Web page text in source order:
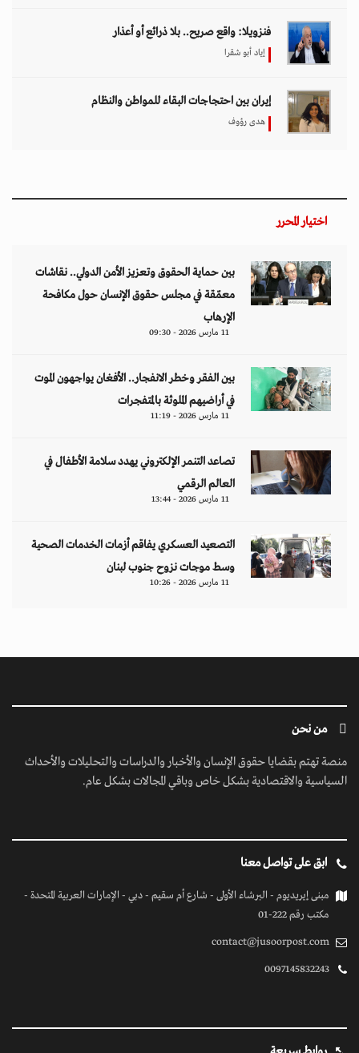
فنزويلا: واقع صريح.. بلا ذرائع أو أعذار
إياد أبو شقرا
إيران بين احتجاجات البقاء للمواطن والنظام
هدى رؤوف
اختيار المحرر
بين حماية الحقوق وتعزيز الأمن الدولي.. نقاشات
معمّقة في مجلس حقوق الإنسان حول مكافحة
الإرهاب
11 مارس 2026 - 09:30
بين الفقر وخطر الانفجار.. الأفغان يواجهون الموت
في أراضيهم الملوثة بالمتفجرات
11 مارس 2026 - 11:19
تصاعد التنمر الإلكتروني يهدد سلامة الأطفال في
العالم الرقمي
11 مارس 2026 - 13:44
التصعيد العسكري يفاقم أزمات الخدمات الصحية
وسط موجات نزوح جنوب لبنان
11 مارس 2026 - 10:26
من نحن
منصة تهتم بقضايا حقوق الإنسان والأخبار والدراسات والتحليلات والأحداث
السياسية والاقتصادية بشكل خاص وباقي المجالات بشكل عام.
ابق على تواصل معنا
مبنى إيريديوم - البرشاء الأولى - شارع أم سقيم - دبي - الإمارات العربية المتحدة -
مكتب رقم 222-01
contact@jusoorpost.com
0097145832243